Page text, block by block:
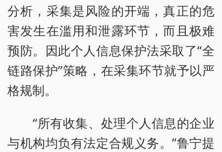
分析，采集是风险的开端，真正的危
害发生在滥用和泄露环节，而且极难
预防。因此个人信息保护法采取了“全
链路保护”策略，在采集环节就予以严
格规制。
“所有收集、处理个人信息的企业
与机构均负有法定合规义务。”鲁宁提